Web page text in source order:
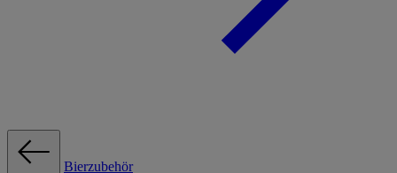
Bierzubehör